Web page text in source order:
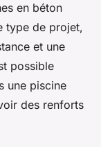
en béton
type de projet,
et une
possible
une piscine
des renforts